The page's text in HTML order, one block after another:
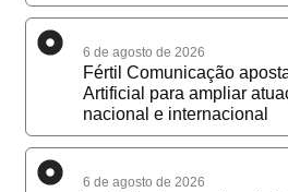
6 de agosto de 2026
Fértil Comunicação
Artificial para ampliar
nacional e internacional
6 de agosto de 2026